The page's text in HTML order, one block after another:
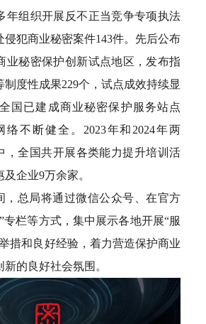
年组织开展反不正当竞争专项执法
侵犯商业秘密案件143件。先后公布
业秘密保护创新试点地区，发布指
度性成果229个，试点成效持续显
国已建成商业秘密保护服务站点
络不断健全。2023年和2024年两
，全国共开展各类能力提升培训活
企业9万余家。
，总局将通过微信公众号、在官方
专栏等方式，集中展示各地开展“服
措和良好经验，着力营造保护商业
的良好社会氛围。